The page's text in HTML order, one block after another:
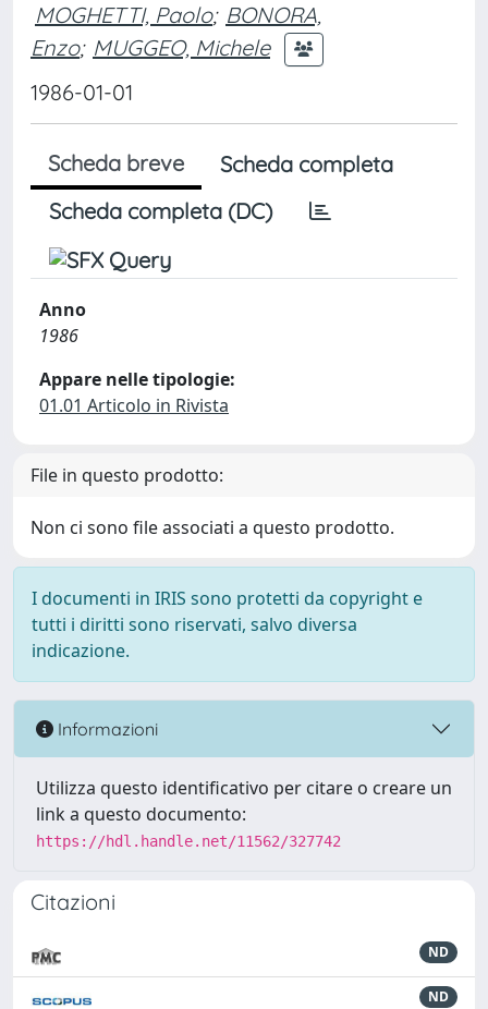
MOGHETTI, Paolo; BONORA,
Enzo; MUGGEO, Michele
1986-01-01
Scheda breve
Scheda completa
Scheda completa (DC)
Anno
1986
Appare nelle tipologie:
01.01 Articolo in Rivista
File in questo prodotto:
Non ci sono file associati a questo prodotto.
I documenti in IRIS sono protetti da copyright e
tutti i diritti sono riservati, salvo diversa
indicazione.
Informazioni
Utilizza questo identificativo per citare o creare un
link a questo documento:
https://hdl.handle.net/11562/327742
Citazioni
ND
ND